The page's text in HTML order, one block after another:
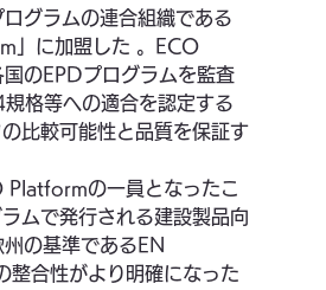
グラムの連合組織である
」に加盟した 。ECO
のEPDプログラムを監査
格等への適合を認定する
比較可能性と品質を保証す
の一員となったこ
ムで発行される建設製品向
の基準であるEN
合性がより明確になった